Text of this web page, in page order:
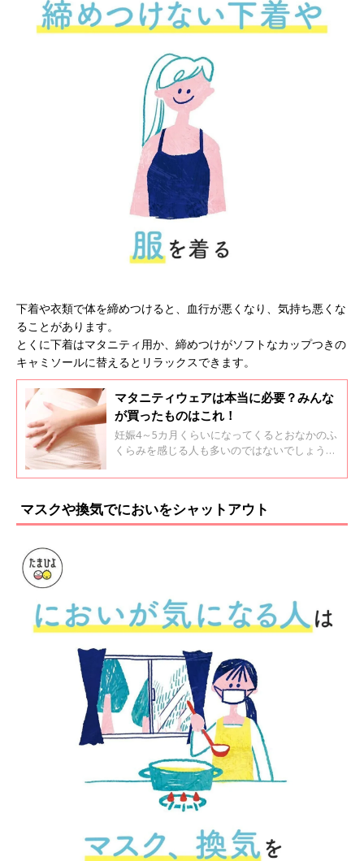
下着や衣類で体を締めつけると、血行が悪くなり、気持ち悪くな
ることがあります。
とくに下着はマタニティ用か、締めつけがソフトなカップつきの
キャミソールに替えるとリラックスできます。
マタニティウェアは本当に必要？みんな
が買ったものはこれ！
妊娠4～5カ月くらいになってくるとおなかのふ
くらみを感じる人も多いのではないでしょう
のものが販売されています。体に負担をかけな
てみてはいかがでしょうか。
マスクや換気でにおいをシャットアウト